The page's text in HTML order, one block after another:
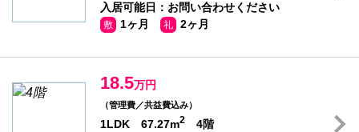
入居可能日：お問い合わせください
敷 1ヶ月 礼 2ヶ月
18.5万円
（管理費／共益費込み）
1LDK 67.27m2
4階